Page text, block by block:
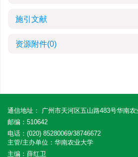
施引文献
资源附件(0)
通信地址： 广州市天河区五山路483号华南
邮编：510642
电话：(020) 85280069/38746672
主管/主办单位：华南农业大学
主编：薛红卫